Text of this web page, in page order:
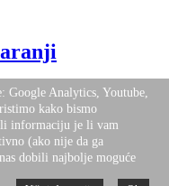
Google Analytics, Youtube,
kako bismo
informaciju je li vam
(ako nije da ga
dobili najbolje moguće